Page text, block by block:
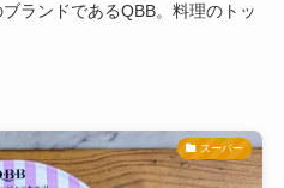
ランドであるQBB。料理のトッ
スーパー